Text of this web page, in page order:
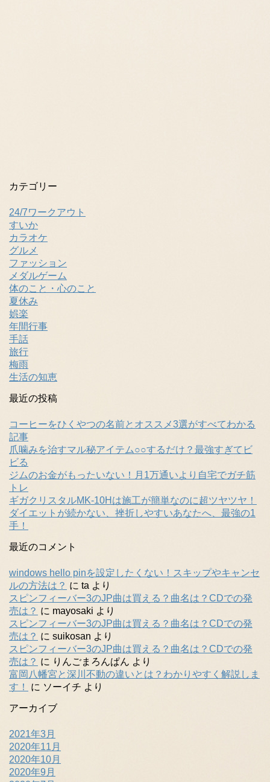
カテゴリー
24/7ワークアウト
すいか
カラオケ
グルメ
ファッション
メダルゲーム
体のこと・心のこと
夏休み
娯楽
年間行事
手話
旅行
梅雨
生活の知恵
最近の投稿
コーヒーをひくやつの名前とオススメ3選がすべてわかる
記事
爪噛みを治すマル秘アイテム○○するだけ？最強すぎてビ
ビる
ジムのお金がもったいない！月1万通いより自宅でガチ筋
トレ
ギガクリスタルMK-10Hは施工が簡単なのに超ツヤツヤ！
ダイエットが続かない、挫折しやすいあなたへ、最強の1
手！
最近のコメント
windows hello pinを設定したくない！スキップやキャンセ
ルの方法は？ に ta より
スピンフィーバー3のJP曲は買える？曲名は？CDでの発
売は？ に mayosaki より
スピンフィーバー3のJP曲は買える？曲名は？CDでの発
売は？ に suikosan より
スピンフィーバー3のJP曲は買える？曲名は？CDでの発
売は？ に りんごまろんぱん より
富岡八幡宮と深川不動の違いとは？わかりやすく解説しま
す！
に ソーイチ より
アーカイブ
2021年3月
2020年11月
2020年10月
2020年9月